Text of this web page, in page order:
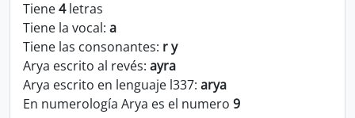
Tiene4letras
Tiene la vocal: a
Tiene las consonantes: r y
Arya escrito al revés: ayra
Arya escrito en lenguaje l337: arya
En numerología Arya es el numero 9